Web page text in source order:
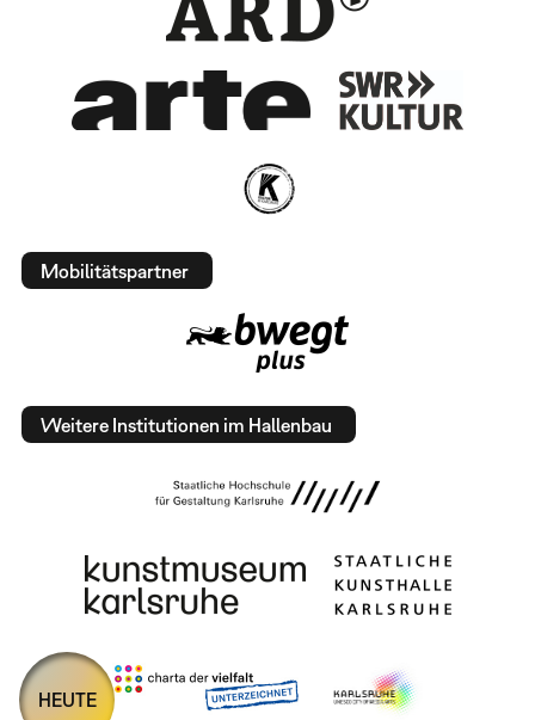
Mobilitätspartner
Weitere Institutionen im Hallenbau
HEUTE